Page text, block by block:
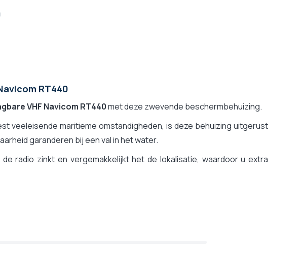
RT440
VHF Navicom RT440met deze zwevende beschermbehuizing.
veeleisende maritieme omstandigheden, is deze behuizing uitgerust
garanderen bij een val in het water.
radio zinkt en vergemakkelijkt het de lokalisatie, waardoor u extra